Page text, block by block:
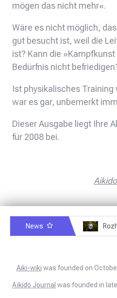
mögen das nicht mehr«.
Wäre es nicht möglich,
gut besucht ist, weil die
ist? Kann die
Bedürfnis nicht
Ist physikalisches
war es gar, unbemerkt
Dieser Ausgabe liegt Ihre
für 2008 bei.
News
Aiki-wiki was founded on
Aïkido Journal was founded in